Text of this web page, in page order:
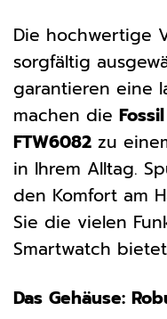
Die hochwertige
sorgfältig
garantieren eine
machen die
FTW6082 zu
in Ihrem Alltag.
den Komfort am
Sie die vielen
Smartwatch
Das Gehäuse: